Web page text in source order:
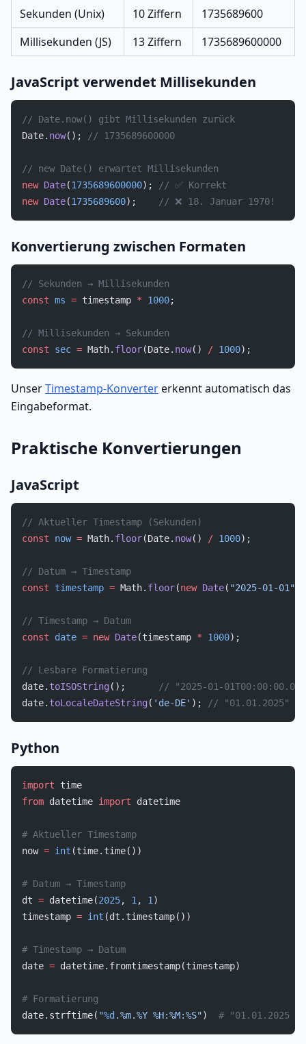
Sekunden (Unix) 10 Ziffern
1735689600
Millisekunden (JS)
13 Ziffern 1735689600000
JavaScript verwendet Millisekunden
// Date.now() gibt Millisekunden zurück
Date. now(); // 1735689600000
// new Date() erwartet Millisekunden
new Date(1735689600000);
// ✅ Korrekt
new Date(1735689600); // ❌ 18. Januar 1970!
Konvertierung zwischen Formaten
// Sekunden → Millisekunden
const ms = timestamp * 1000;
// Millisekunden → Sekunden
const sec = Math. floor(Date. now() / 1000);
UnserTimestamp-Konvertererkennt automatisch das
Eingabeformat.
Praktische Konvertierungen
JavaScript
// Aktueller Timestamp (Sekunden)
const now = Math. floor(Date. now() / 1000);
// Datum → Timestamp
const timestamp = Math. floor(new Date( "2025-01-01"
// Timestamp → Datum
const date = new Date(timestamp * 1000);
// Lesbare Formatierung
date. toISOString();
// "2025-01-
date. toLocaleDateString( 'de-DE' ); // "01.01.2025"
Python
import time
from datetime import datetime
# Aktueller Timestamp
now = int (time.time())
# Datum → Timestamp
dt = datetime(2025, 1 , 1 )
timestamp = int (dt.timestamp())
# Timestamp → Datum
date = datetime.fromtimestamp(timestamp)
# Formatierung
date.strftime( "%d .%m.%Y %H:%M:%S") # "01.01.2025